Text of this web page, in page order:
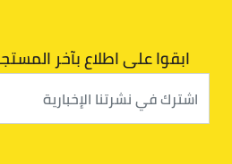
ابقوا على اطلاع بآخر